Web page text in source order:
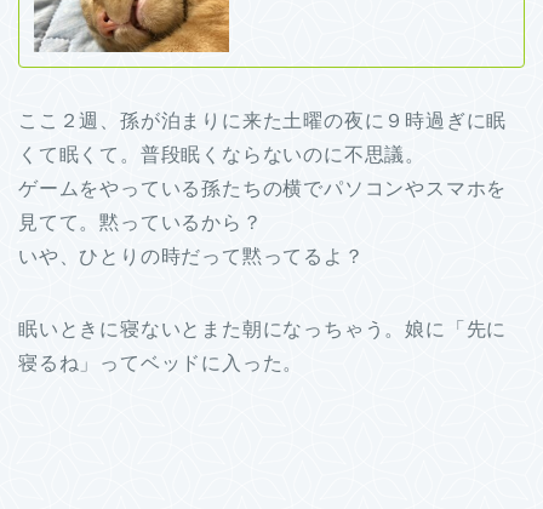
ここ２週、孫が泊まりに来た土曜の夜に９時過ぎに眠
くて眠くて。普段眠くならないのに不思議。
ゲームをやっている孫たちの横でパソコンやスマホを
見てて。黙っているから？
いや、ひとりの時だって黙ってるよ？
眠いときに寝ないとまた朝になっちゃう。娘に「先に
寝るね」ってベッドに入った。